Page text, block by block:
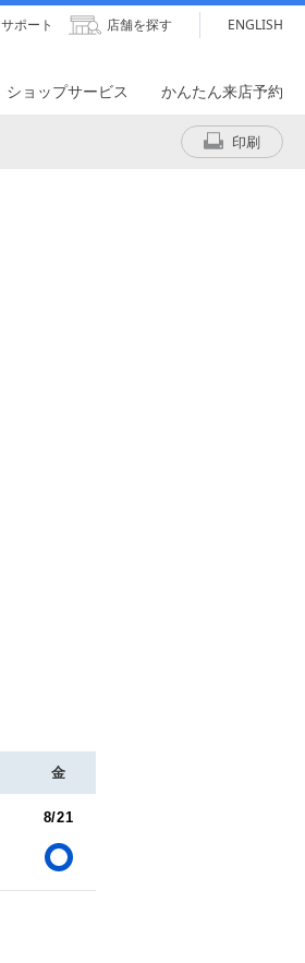
サポート 店舗を探す ENGLISH
ショップサービス かんたん来店予約
印刷
金
8/21